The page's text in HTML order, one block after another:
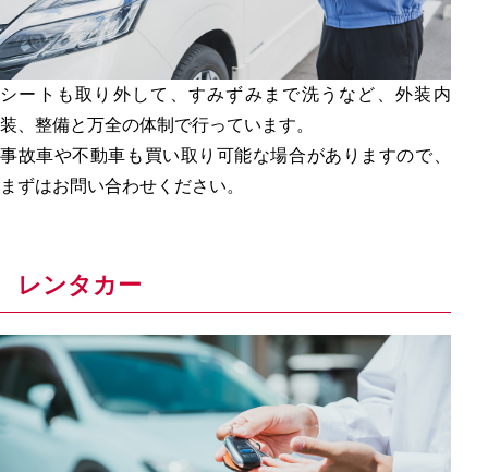
シートも取り外して、すみずみまで洗うなど、外装内
装、整備と万全の体制で行っています。
事故車や不動車も買い取り可能な場合がありますので、
まずはお問い合わせください。
レンタカー